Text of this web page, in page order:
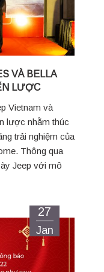
VÀ BELLA
LƯỢC
Vietnam và
lược nhằm thúc
trải nghiệm của
Thông qua
Jeep với mô
27
Jan